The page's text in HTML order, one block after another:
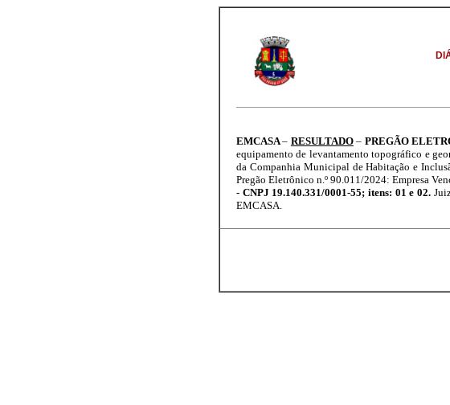
EMCASA– RESULTADO – PREGÃO
equipamento de levantamento topográfico e
da Companhia Municipal de Habitação e
Pregão Eletrônico n.º 90.011/2024: Empresa
- CNPJ 19.140.331/0001-55; itens: 01 e 02.
EMCASA.